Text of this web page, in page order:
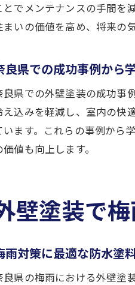
とでメンテナンスの手間を
まいの価値を高め、将来の
良県での成功事例から
良県での外壁塗装の成功事
え込みを軽減し、室内の快
います。これらの事例から
価値も向上します。
壁塗装で
雨対策に最適な防水塗
良県の梅雨における外壁塗